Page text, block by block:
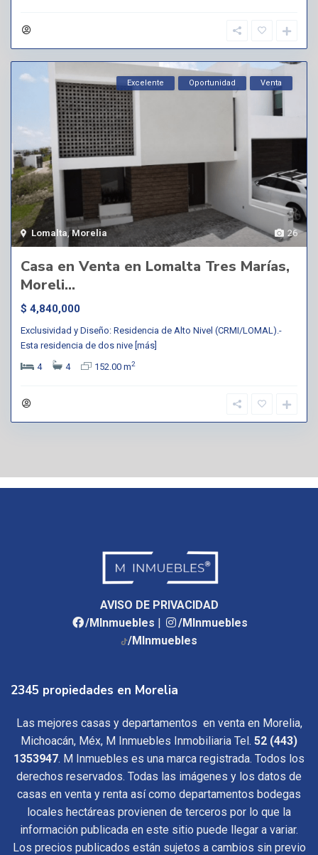
26
Lomalta,Morelia
Excelente Oportunidad Venta
Casa en Venta en Lomalta Tres Marías,
Moreli...
$ 4,840,000
Exclusividad y Diseño: Residencia de Alto Nivel (CRMI/LOMAL).-
Esta residencia de dos nive [más]
4
4 152.00 m2
AVISO DE PRIVACIDAD
/MInmuebles
/MInmuebles
/MInmuebles
2345 propiedades en Morelia
Las mejores casas y departamentos en venta en Morelia,
Michoacán, Méx, M Inmuebles Inmobiliaria Tel. 52 (443)
1353947. M Inmuebles es una marca registrada. Todos los
derechos reservados. Todas las imágenes y los datos de
casas en venta y renta así como departamentos bodegas
locales hectáreas provienen de terceros por lo que la
información publicada en este sitio puede llegar a variar.
Los precios publicados están sujetos a cambios sin previo